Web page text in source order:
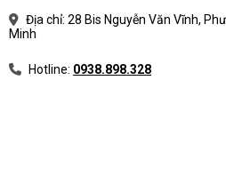
Địa chỉ: 28 Bis Nguyễn Văn Vĩnh,
Minh
Hotline: 0938.898.328